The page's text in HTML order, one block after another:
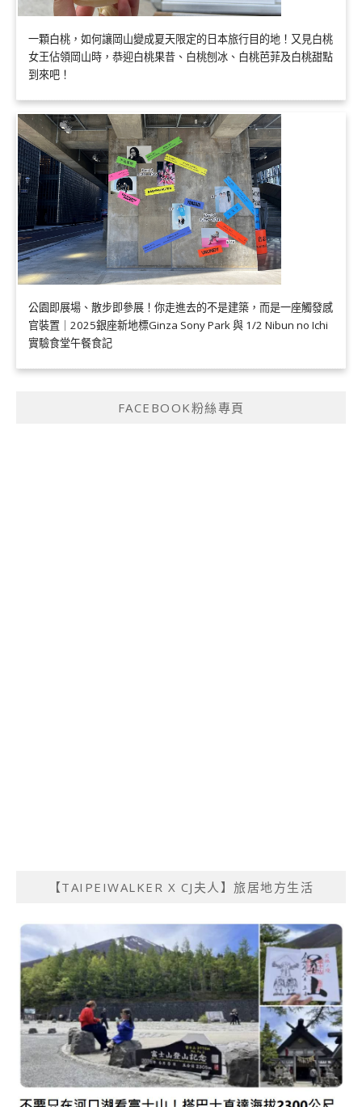
一顆白桃，如何讓岡山變成夏天限定的日本旅行目的地！又見白桃
女王佔領岡山時，恭迎白桃果昔、白桃刨冰、白桃芭菲及白桃甜點
到來吧！
公園即展場、散步即參展！你走進去的不是建築，而是一座觸發感
官裝置｜2025銀座新地標Ginza Sony Park 與 1/2 Nibun no Ichi
實驗食堂午餐食記
FACEBOOK粉絲專頁
【TAIPEIWALKER X CJ夫人】旅居地方生活